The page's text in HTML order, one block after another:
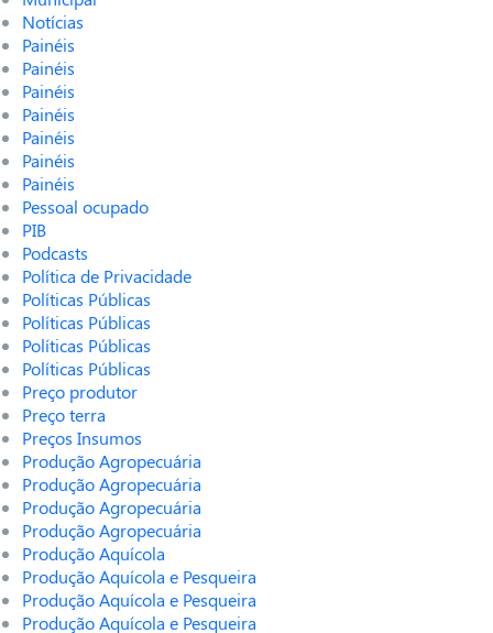
Notícias
Painéis
Painéis
Painéis
Painéis
Painéis
Painéis
Painéis
Pessoal ocupado
PIB
Podcasts
Política de Privacidade
Políticas Públicas
Políticas Públicas
Políticas Públicas
Políticas Públicas
Preço produtor
Preço terra
Preços Insumos
Produção Agropecuária
Produção Agropecuária
Produção Agropecuária
Produção Agropecuária
Produção Aquícola
Produção Aquícola e Pesqueira
Produção Aquícola e Pesqueira
Produção Aquícola e Pesqueira